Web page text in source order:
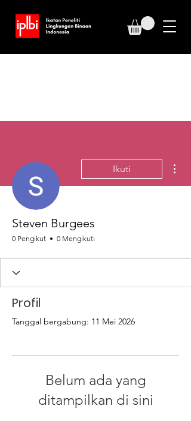
Ikuti
Steven Burgees
0 Pengikut 0 Mengikuti
Profil
Tanggal bergabung: 11 Mei 2026
Belum ada yang
ditampilkan di sini